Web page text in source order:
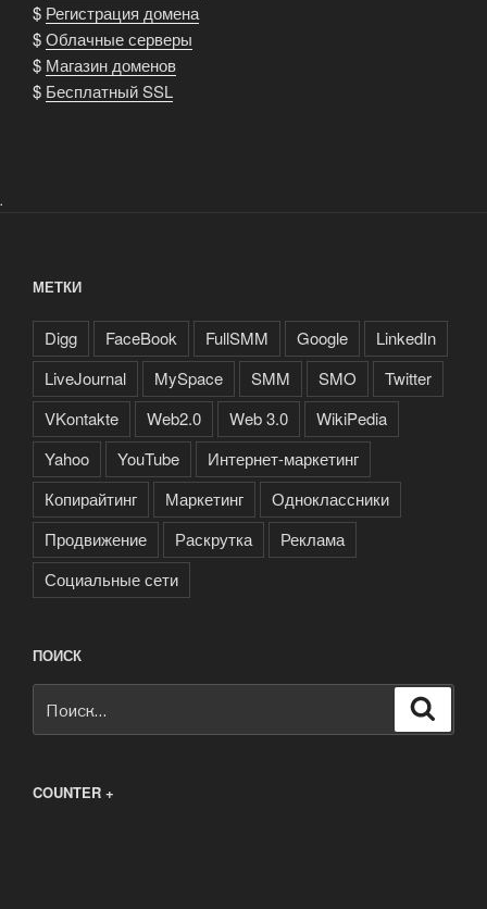
$ Регистрация домена
$Облачные серверы
$ Магазин доменов
$ Бесплатный SSL
.
МЕТКИ
Digg FaceBook FullSMM Google
LinkedIn
LiveJournal
MySpace SMM SMO
Twitter
VKontakte
Web2.0 Web 3.0
WikiPedia
Yahoo
YouTube
Интернет-маркетинг
Копирайтинг
Маркетинг
Одноклассники
Продвижение
Раскрутка
Реклама
Социальные сети
ПОИСК
COUNTER +